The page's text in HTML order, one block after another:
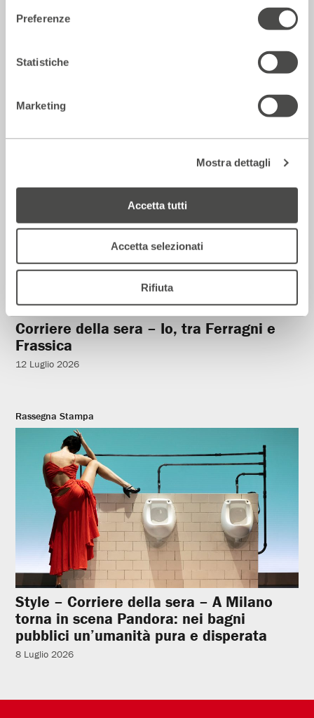
Preferenze
Statistiche
Marketing
Mostra dettagli
Accetta tutti
Accetta selezionati
Rifiuta
La Repubblica – In scena gli eroi di
strada secondo Raffaele Viviani
Rassegna Stampa
Corriere della sera – Io, tra Ferragni e
Frassica
12 Luglio 2026
Rassegna Stampa
Style – Corriere della sera – A Milano
torna in scena Pandora: nei bagni
pubblici un’umanità pura e disperata
8 Luglio 2026